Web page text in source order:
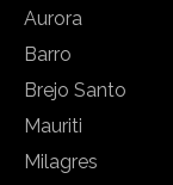
Aurora
Barro
Brejo Santo
Mauriti
Milagres